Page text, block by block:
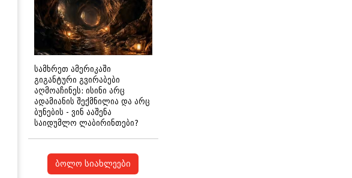
სამხრეთ ამერიკაში
გიგანტური გვირაბები
აღმოაჩინეს: ისინი არც
ადამიანის შექმნილია და არც
ბუნების - ვინ ააშენა
საიდუმლო ლაბირინთები?
ბოლო სიახლეები